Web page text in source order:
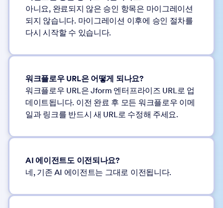
아니요, 완료되지 않은 승인 항목은 마이그레이션
되지 않습니다. 마이그레이션 이후에 승인 절차를
다시 시작할 수 있습니다.
워크플로우 URL은 어떻게 되나요?
워크플로우 URL은 Jform 엔터프라이즈 URL로 업
데이트됩니다. 이전 완료 후 모든 워크플로우 이메
일과 링크를 반드시 새 URL로 수정해 주세요.
AI 에이전트도 이전되나요?
네, 기존 AI 에이전트는 그대로 이전됩니다.